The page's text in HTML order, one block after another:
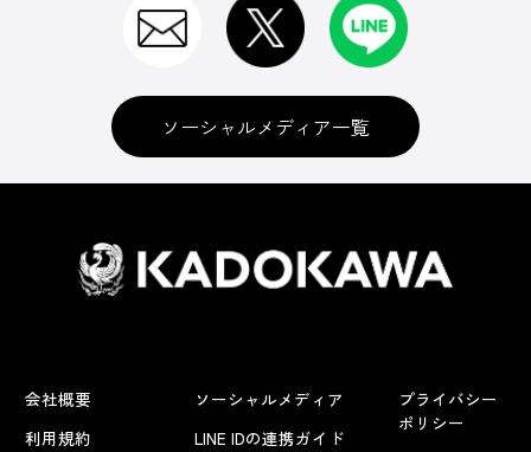
ソーシャルメディア一覧
会社概要
利用規約
ソーシャルメディア
LINE IDの連携ガイド
プライバシー
ポリシー